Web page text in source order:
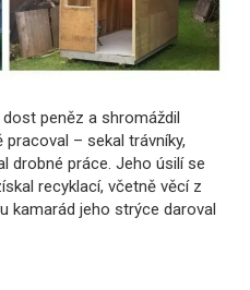
peněz a shromáždil
– sekal trávníky,
drobné práce. Jeho úsilí se
recyklací, včetně věcí z
kamarád jeho strýce daroval